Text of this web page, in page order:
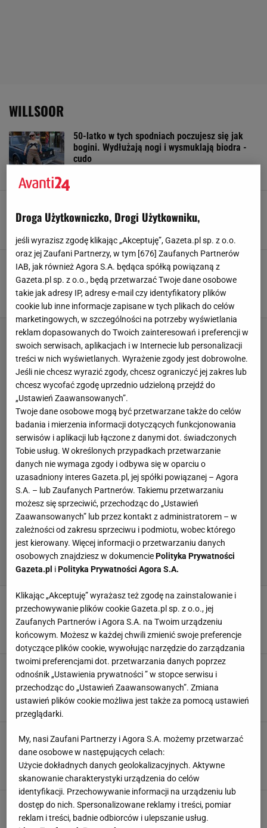
WILLSOOR
50-latko w tych spodniach poczujesz się jak
bogini. Wydłużają nogi i wysmuklają biodra -
cudo
pokochają w 2026 kobiety po 40-tce
To najlepsze kolszule dla pań po 50-tce.
Szykowne, dobre na każdą sylwetkę, a do tego
odmłodzą
Kaja Kuskowska,16 STYCZNIA 2026, 10:00
60-latki pokochały te sukienki na święta.
Eleganckie, a kroje ukryją brzuszek i boczki -
HIT
Natalia Piwek,3 GRUDNIA 2025, 11:00
Eleganckie sukienki na świateczne okazje z
kolekcji polskiej marki. Te kroje sprzyjają
każdej sylwetce
28 LISTOPADA 2025, 12:30
Ta polska marka ma w ofercie kurtki damskie i
męskie w sam raz na wczesną jesień. Lekkie i
stylowe, świetnie chronią przed wiatrem
Agata Zielińska,1 WRZEŚNIA 2025, 20:20
Sukienki, w których zadasz szyku na ważnych
uroczystościach! Rozkloszowane to nasz HIT.
Droga Użytkowniczko, Drogi Użytkowniku,
jeśli wyrazisz zgodę klikając „Akceptuję”, Gazeta.pl sp. z o.o.
oraz jej Zaufani Partnerzy, w tym [676] Zaufanych Partnerów
IAB, jak również Agora S.A. będąca spółką powiązaną z
Gazeta.pl sp. z o.o., będą przetwarzać Twoje dane osobowe
takie jak adresy IP, adresy e-mail czy identyfikatory plików
cookie lub inne informacje zapisane w tych plikach do celów
marketingowych, w szczególności na potrzeby wyświetlania
reklam dopasowanych do Twoich zainteresowań i preferencji w
swoich serwisach, aplikacjach i w Internecie lub personalizacji
treści w nich wyświetlanych. Wyrażenie zgody jest dobrowolne.
Jeśli nie chcesz wyrazić zgody, chcesz ograniczyć jej zakres lub
chcesz wycofać zgodę uprzednio udzieloną przejdź do
„Ustawień Zaawansowanych”.
Twoje dane osobowe mogą być przetwarzane także do celów
badania i mierzenia informacji dotyczących funkcjonowania
serwisów i aplikacji lub łączone z danymi dot. świadczonych
Tobie usług. W określonych przypadkach przetwarzanie
danych nie wymaga zgody i odbywa się w oparciu o
uzasadniony interes Gazeta.pl, jej spółki powiązanej – Agora
S.A. – lub Zaufanych Partnerów. Takiemu przetwarzaniu
możesz się sprzeciwić, przechodząc do „Ustawień
Zaawansowanych” lub przez kontakt z administratorem – w
zależności od zakresu sprzeciwu i podmiotu, wobec którego
jest kierowany. Więcej informacji o przetwarzaniu danych
osobowych znajdziesz w dokumenciePolityka Prywatności
Gazeta.pl iPolityka Prywatności Agora S.A.
Klikając „Akceptuję” wyrażasz też zgodę na zainstalowanie i
przechowywanie plików cookie Gazeta.pl sp. z o.o., jej
Zaufanych Partnerów i Agora S.A. na Twoim urządzeniu
końcowym. Możesz w każdej chwili zmienić swoje preferencje
dotyczące plików cookie, wywołując narzędzie do zarządzania
twoimi preferencjami dot. przetwarzania danych poprzez
odnośnik „Ustawienia prywatności ” w stopce serwisu i
przechodząc do „Ustawień Zaawansowanych”. Zmiana
ustawień plików cookie możliwa jest także za pomocą ustawień
przeglądarki.
My, nasi Zaufani Partnerzy i Agora S.A. możemy przetwarzać
dane osobowe w następujących celach:
Użycie dokładnych danych geolokalizacyjnych. Aktywne
skanowanie charakterystyki urządzenia do celów
identyfikacji. Przechowywanie informacji na urządzeniu lub
dostęp do nich. Spersonalizowane reklamy i treści, pomiar
reklam i treści, badnie odbiorców i ulepszanie usług.